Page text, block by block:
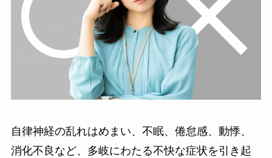
自律神経の乱れはめまい、不眠、倦怠感、動悸、
消化不良など、多岐にわたる不快な症状を引き起